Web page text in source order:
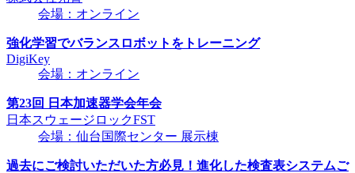
会場：オンライン
強化学習でバランスロボットをトレーニング
DigiKey
会場：オンライン
第23回 日本加速器学会年会
日本スウェージロックFST
会場：仙台国際センター 展示棟
過去にご検討いただいた方必見！進化した検査表システムご